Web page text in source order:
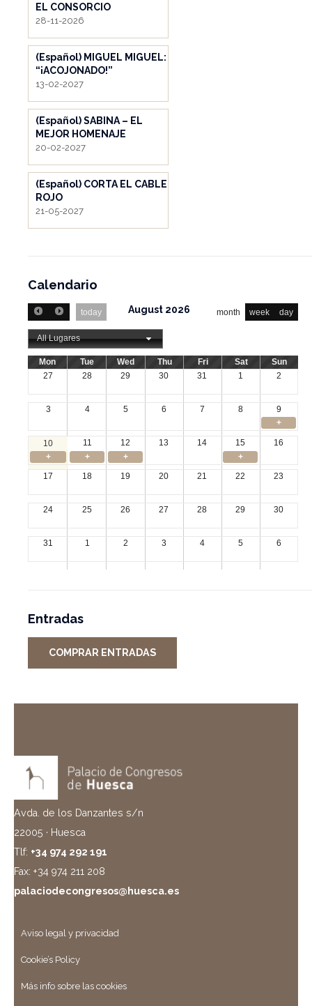
EL CONSORCIO
28-11-2026
(Español) MIGUEL MIGUEL:
“¡ACOJONADO!”
13-02-2027
(Español) SABINA – EL
MEJOR HOMENAJE
20-02-2027
(Español) CORTA EL CABLE
ROJO
21-05-2027
Calendario
today month week day
August 2026
All Lugares
Mon Tue Wed Thu Fri Sat
Sun
27
28 29 30 31 1 2
3 4 5 6 7 8
9
+
10 11 12 13 14 15
16
+
+ +
+
17
18 19 20 21 22 23
24 25 26 27 28 29 30
31 1 2 3 4 5 6
Entradas
COMPRAR ENTRADAS
Avda. de los Danzantes s/n
22005 · Huesca
Tlf: +34 974 292 191
Fax: +34 974 211 208
palaciodecongresos@huesca.es
Aviso legal y privacidad
Cookie’s Policy
Más info sobre las cookies